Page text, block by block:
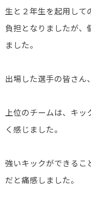
生と２年生を起用して
負担となりましたが、
ました。
出場した選手の皆さん
上位のチームは、キ
く感じました。
強いキックができるこ
だと痛感しました。